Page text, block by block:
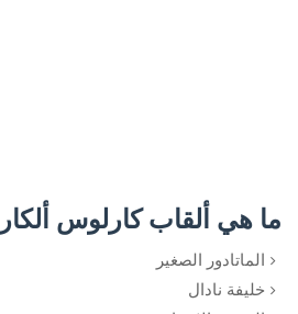
ما هي ألقاب كارلوس
الماتادور الصغير
خليفة نادال